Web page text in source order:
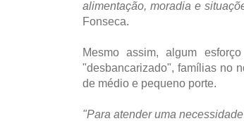
alimentação, moradia e
Fonseca.
Mesmo assim, algum
"desbancarizado", famílias no
de médio e pequeno porte.
"Para atender uma